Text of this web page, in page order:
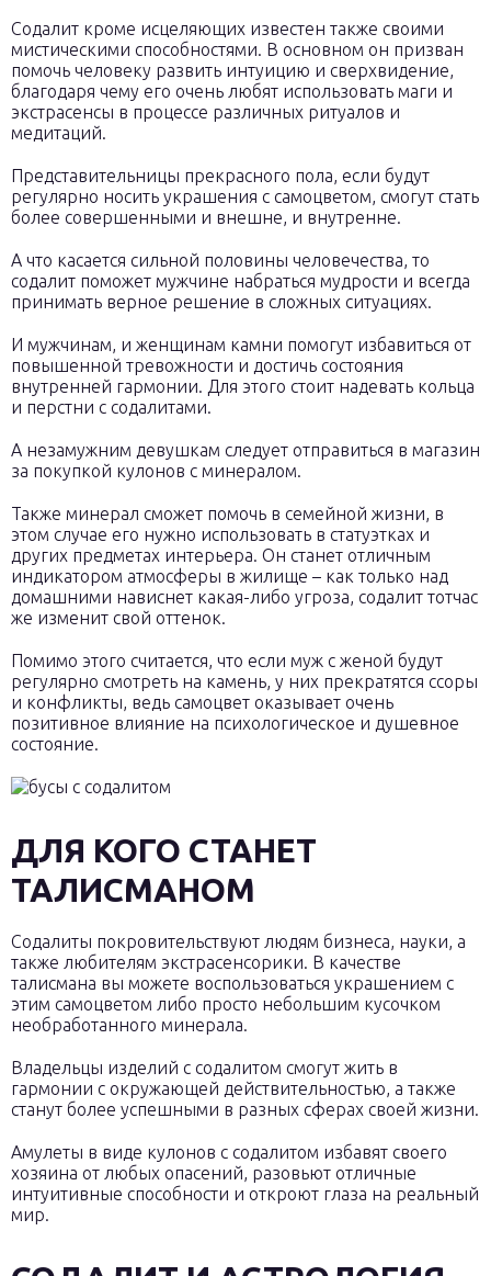
Содалит кроме исцеляющих известен также своими
мистическими способностями. В основном он призван
помочь человеку развить интуицию и сверхвидение,
благодаря чему его очень любят использовать маги и
экстрасенсы в процессе различных ритуалов и
медитаций.
Представительницы прекрасного пола, если будут
регулярно носить украшения с самоцветом, смогут стать
более совершенными и внешне, и внутренне.
А что касается сильной половины человечества, то
содалит поможет мужчине набраться мудрости и всегда
принимать верное решение в сложных ситуациях.
И мужчинам, и женщинам камни помогут избавиться от
повышенной тревожности и достичь состояния
внутренней гармонии. Для этого стоит надевать кольца
и перстни с содалитами.
А незамужним девушкам следует отправиться в магазин
за покупкой кулонов с минералом.
Также минерал сможет помочь в семейной жизни, в
этом случае его нужно использовать в статуэтках и
других предметах интерьера. Он станет отличным
индикатором атмосферы в жилище – как только над
домашними нависнет какая-либо угроза, содалит тотчас
же изменит свой оттенок.
Помимо этого считается, что если муж с женой будут
регулярно смотреть на камень, у них прекратятся ссоры
и конфликты, ведь самоцвет оказывает очень
позитивное влияние на психологическое и душевное
состояние.
ДЛЯ КОГО СТАНЕТ
ТАЛИСМАНОМ
Содалиты покровительствуют людям бизнеса, науки, а
также любителям экстрасенсорики. В качестве
талисмана вы можете воспользоваться украшением с
этим самоцветом либо просто небольшим кусочком
необработанного минерала.
Владельцы изделий с содалитом смогут жить в
гармонии с окружающей действительностью, а также
станут более успешными в разных сферах своей жизни.
Амулеты в виде кулонов с содалитом избавят своего
хозяина от любых опасений, разовьют отличные
интуитивные способности и откроют глаза на реальный
мир.